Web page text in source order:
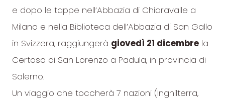
e dopo le tappe nell’Abbazia di Chiaravalle a
Milano e nella Biblioteca dell’Abbazia di San Gallo
in Svizzera, raggiungerà giovedì 21 dicembre la
Certosa di San Lorenzo a Padula, in provincia di
Salerno.
Un viaggio che toccherà 7 nazioni (Inghilterra,